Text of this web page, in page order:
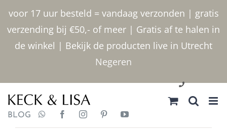
voor 17 uur besteld = vandaag verzonden | gratis
verzending bij €50,- of meer | Gratis af te halen in
de winkel | Bekijk de producten live in Utrecht
Negeren
inhoud
030 2400000
BLOG